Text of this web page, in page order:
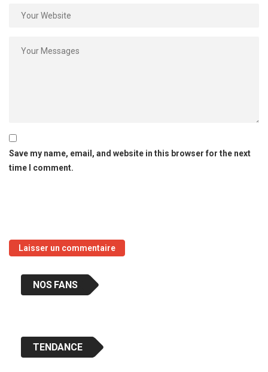
Save my name, email, and website in this browser for the next
time I comment.
NOS FANS
TENDANCE